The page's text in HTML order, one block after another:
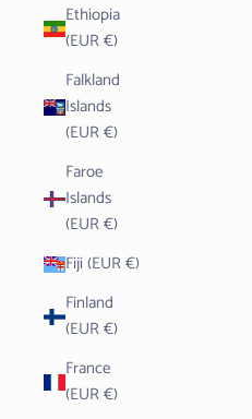
Ethiopia
(EUR €)
Falkland
Islands
(EUR €)
Faroe
Islands
(EUR €)
Fiji (EUR €)
Finland
(EUR €)
France
(EUR €)